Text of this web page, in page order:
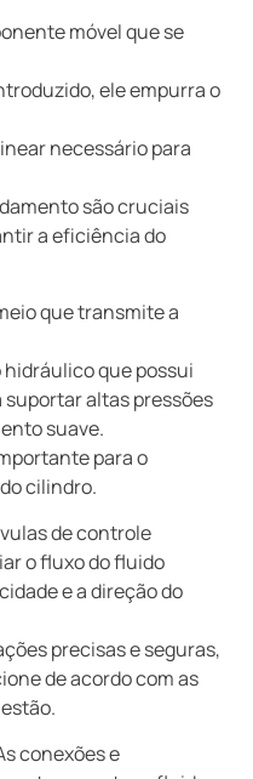
móvel que se
ele empurra o
necessário para
são cruciais
a eficiência do
que transmite a
que possui
altas pressões
suave.
para o
cilindro.
de controle
o fluxo do fluido
e a direção do
precisas e seguras,
de acordo com as
conexões e